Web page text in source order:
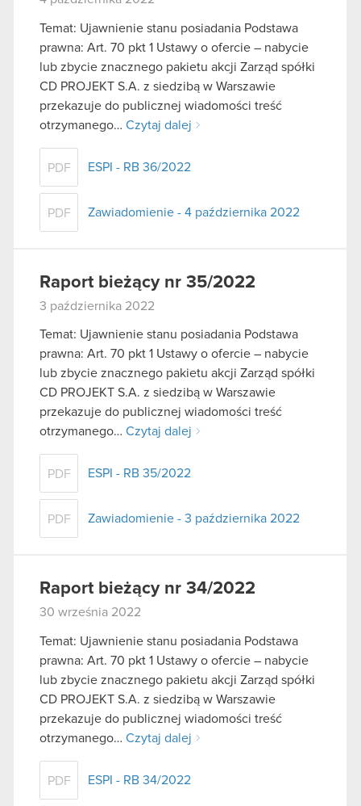
Temat: Ujawnienie stanu posiadania Podstawa
prawna: Art. 70 pkt 1 Ustawy o ofercie – nabycie
lub zbycie znacznego pakietu akcji Zarząd spółki
CD PROJEKT S.A. z siedzibą w Warszawie
przekazuje do publicznej wiadomości treść
otrzymanego… Czytaj dalej
PDF ESPI - RB 36/2022
PDF Zawiadomienie - 4 października 2022
Raport bieżący nr 35/2022
3 października 2022
Temat: Ujawnienie stanu posiadania Podstawa
prawna: Art. 70 pkt 1 Ustawy o ofercie – nabycie
lub zbycie znacznego pakietu akcji Zarząd spółki
CD PROJEKT S.A. z siedzibą w Warszawie
przekazuje do publicznej wiadomości treść
otrzymanego… Czytaj dalej
PDF ESPI - RB 35/2022
PDF Zawiadomienie - 3 października 2022
Raport bieżący nr 34/2022
30 września 2022
Temat: Ujawnienie stanu posiadania Podstawa
prawna: Art. 70 pkt 1 Ustawy o ofercie – nabycie
lub zbycie znacznego pakietu akcji Zarząd spółki
CD PROJEKT S.A. z siedzibą w Warszawie
przekazuje do publicznej wiadomości treść
otrzymanego… Czytaj dalej
PDF ESPI - RB 34/2022